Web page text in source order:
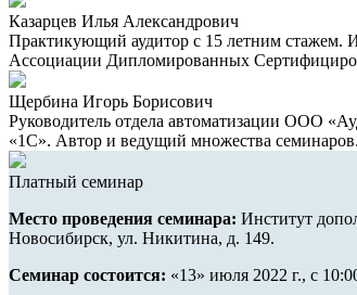
Казарцев Илья Александрович
Практикующий аудитор с 15 летним стажем.
Ассоциации Дипломированных
Щербина Игорь Борисович
Руководитель отдела автоматизации ООО
«1С». Автор и ведущий множества семинаров.
Платный семинар
Место проведения семинара: Институт
Новосибирск, ул. Никитина, д. 149.
Семинар состоится: «13» июля 2022 г., с